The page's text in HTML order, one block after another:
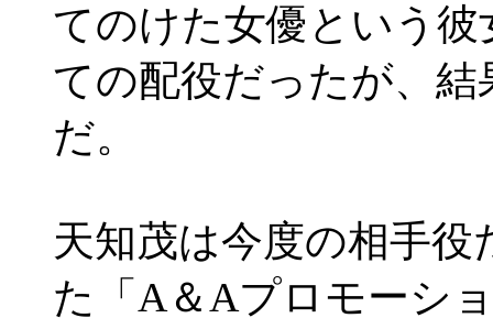
てのけた女優という
ての配役だったが、
だ。
天知茂は今度の相手
た「A＆Aプロモーシ